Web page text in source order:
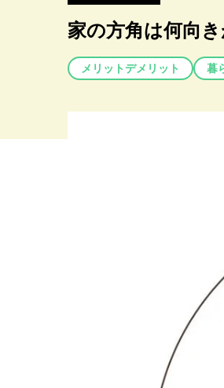
家の方角は何向
メリットデメリット 暮